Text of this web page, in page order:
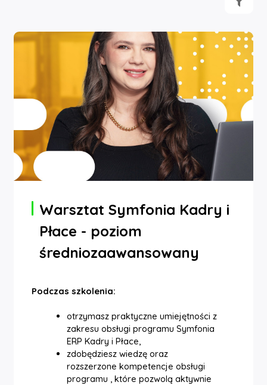
Warsztat Symfonia Kadry i
Płace - poziom
średniozaawansowany
Podczas szkolenia:
otrzymasz praktyczne umiejętności z
zakresu obsługi programu Symfonia
ERP Kadry i Płace,
zdobędziesz wiedzę oraz
rozszerzone kompetencje obsługi
programu , które pozwolą aktywnie